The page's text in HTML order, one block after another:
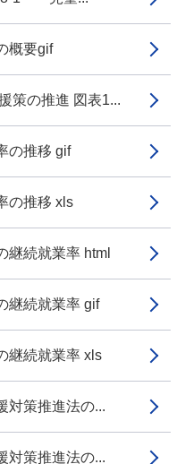
概要gif
策の推進 図表1...
推移 gif
推移 xls
続就業率 html
続就業率 gif
続就業率 xls
策推進法の...
策推進法の...